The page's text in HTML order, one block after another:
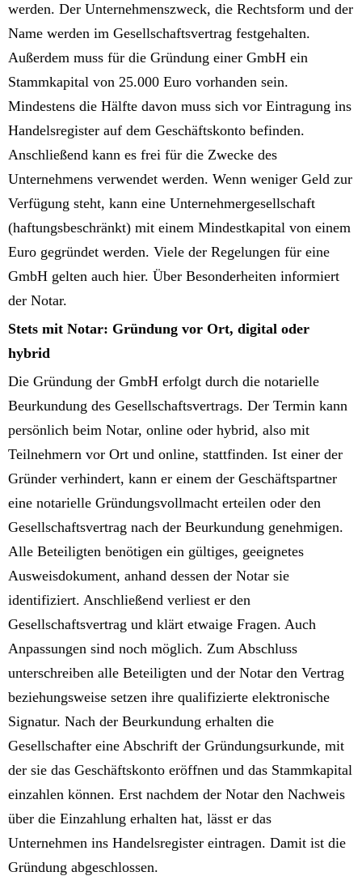
werden. Der Unternehmenszweck, die Rechtsform und der
Name werden im Gesellschaftsvertrag festgehalten.
Außerdem muss für die Gründung einer GmbH ein
Stammkapital von 25.000 Euro vorhanden sein.
Mindestens die Hälfte davon muss sich vor Eintragung ins
Handelsregister auf dem Geschäftskonto befinden.
Anschließend kann es frei für die Zwecke des
Unternehmens verwendet werden. Wenn weniger Geld zur
Verfügung steht, kann eine Unternehmergesellschaft
(haftungsbeschränkt) mit einem Mindestkapital von einem
Euro gegründet werden. Viele der Regelungen für eine
GmbH gelten auch hier. Über Besonderheiten informiert
der Notar.
Stets mit Notar: Gründung vor Ort, digital oder
hybrid
Die Gründung der GmbH erfolgt durch die notarielle
Beurkundung des Gesellschaftsvertrags. Der Termin kann
persönlich beim Notar, online oder hybrid, also mit
Teilnehmern vor Ort und online, stattfinden. Ist einer der
Gründer verhindert, kann er einem der Geschäftspartner
eine notarielle Gründungsvollmacht erteilen oder den
Gesellschaftsvertrag nach der Beurkundung genehmigen.
Alle Beteiligten benötigen ein gültiges, geeignetes
Ausweisdokument, anhand dessen der Notar sie
identifiziert. Anschließend verliest er den
Gesellschaftsvertrag und klärt etwaige Fragen. Auch
Anpassungen sind noch möglich. Zum Abschluss
unterschreiben alle Beteiligten und der Notar den Vertrag
beziehungsweise setzen ihre qualifizierte elektronische
Signatur. Nach der Beurkundung erhalten die
Gesellschafter eine Abschrift der Gründungsurkunde, mit
der sie das Geschäftskonto eröffnen und das Stammkapital
einzahlen können. Erst nachdem der Notar den Nachweis
über die Einzahlung erhalten hat, lässt er das
Unternehmen ins Handelsregister eintragen. Damit ist die
Gründung abgeschlossen.